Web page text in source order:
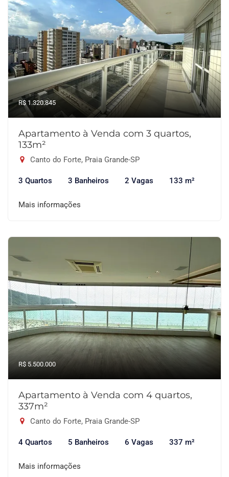
R$ 1.320.845
Apartamento à Venda com 3 quartos,
133m²
Canto do Forte, Praia Grande-SP
3 Quartos 3 Banheiros 2 Vagas 133 m²
Mais informações
R$ 5.500.000
Apartamento à Venda com 4 quartos,
337m²
Canto do Forte, Praia Grande-SP
4 Quartos 5 Banheiros 6 Vagas 337 m²
Mais informações